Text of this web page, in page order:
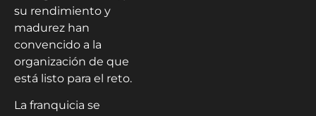
su rendimiento y
madurez han
convencido a la
organización de que
está listo para el reto.
La franquicia se